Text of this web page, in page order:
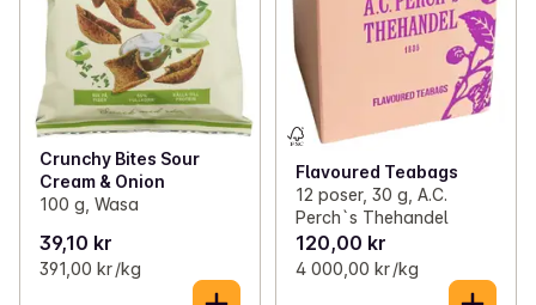
Crunchy Bites Sour
Cream & Onion
100 g, Wasa
39,10 kr
391,00 kr /kg
Flavoured Teabags
12 poser, 30 g, A.C.
Perch`s Thehandel
120,00 kr
4 000,00 kr /kg